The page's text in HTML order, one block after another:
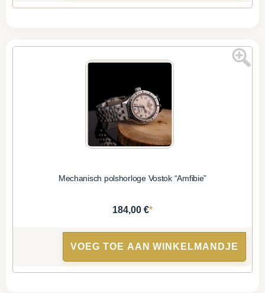
Mechanisch polshorloge Vostok “Amfibie”
184,00 €*
VOEG TOE AAN WINKELMANDJE